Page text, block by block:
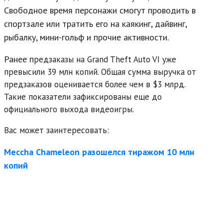
Свободное время персонажи смогут проводить в
спортзале или тратить его на каякинг, дайвинг,
рыбалку, мини-гольф и прочие активности.
Ранее предзаказы на Grand Theft Auto VI уже
превысили 39 млн копий. Общая сумма выручка от
предзаказов оценивается более чем в $3 млрд.
Такие показатели зафиксированы еще до
официального выхода видеоигры.
Вас может заинтересовать:
Meccha Chameleon разошелся тиражом 10 млн
копий